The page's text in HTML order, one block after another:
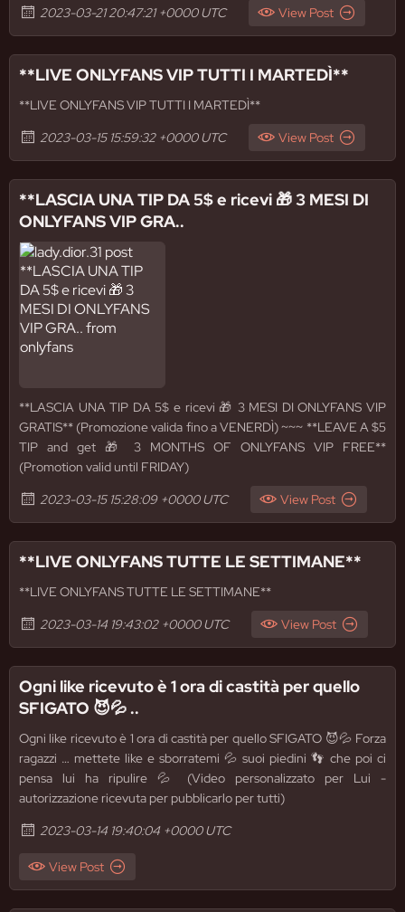
2023-03-21 20:47:21 +0000 UTC
View Post
**LIVE ONLYFANS VIP TUTTI I MARTEDÌ**
**LIVE ONLYFANS VIP TUTTI I MARTEDÌ**
2023-03-15 15:59:32 +0000 UTC
View Post
**LASCIA UNA TIP DA 5$ e ricevi 🎁 3 MESI DI
ONLYFANS VIP GRA..
**LASCIA UNA TIP DA 5$ e ricevi 🎁 3 MESI DI ONLYFANS VIP
GRATIS** (Promozione valida fino a VENERDÌ) ~~~ **LEAVE A $5
TIP and get 🎁 3 MONTHS OF ONLYFANS VIP FREE**
(Promotion valid until FRIDAY)
2023-03-15 15:28:09 +0000 UTC
View Post
**LIVE ONLYFANS TUTTE LE SETTIMANE**
**LIVE ONLYFANS TUTTE LE SETTIMANE**
2023-03-14 19:43:02 +0000 UTC
View Post
Ogni like ricevuto è 1 ora di castità per quello
SFIGATO 😈💦 ..
Ogni like ricevuto è 1 ora di castità per quello SFIGATO 😈💦 Forza
ragazzi … mettete like e sborratemi 💦 suoi piedini 👣 che poi ci
pensa lui ha ripulire 💦 (Video personalizzato per Lui -
autorizzazione ricevuta per pubblicarlo per tutti)
2023-03-14 19:40:04 +0000 UTC
View Post